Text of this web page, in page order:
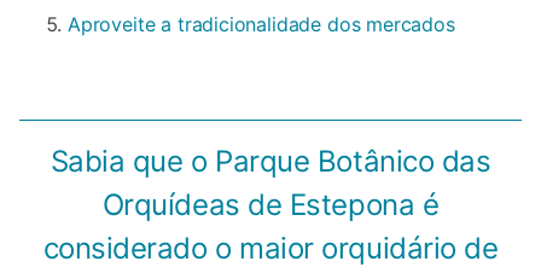
Aproveite a tradicionalidade dos mercados
Sabia que o Parque Botânico das
Orquídeas de Estepona é
considerado o maior orquidário de